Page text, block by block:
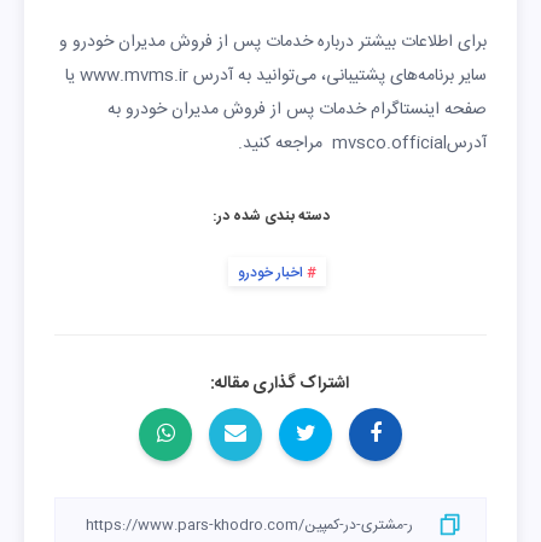
برای اطلاعات بیشتر درباره خدمات پس از فروش مدیران خودرو و
سایر برنامه‌های پشتیبانی، می‌توانید به آدرس www.mvms.ir یا
صفحه اینستاگرام خدمات پس از فروش مدیران خودرو به
آدرسmvsco.official مراجعه کنید.
دسته بندی شده در:
اخبار خودرو
اشتراک گذاری مقاله: